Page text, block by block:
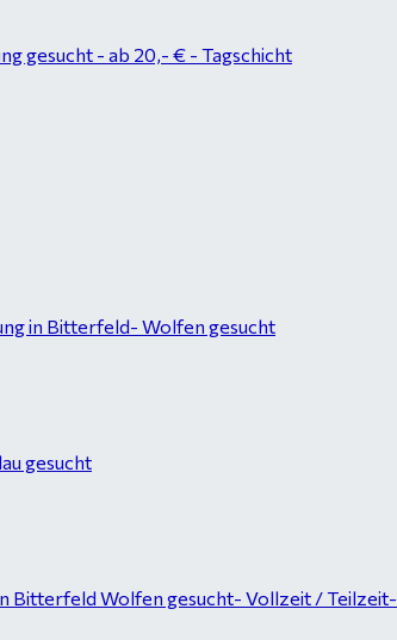
gesucht - ab 20,- € - Tagschicht
in Bitterfeld- Wolfen gesucht
gesucht
Bitterfeld Wolfen gesucht- Vollzeit / Teilzeit-